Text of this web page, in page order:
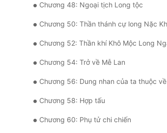
Chương 48: Ngoại tịch Long tộc
Chương 50: Thần thánh cự long Nặc
Chương 52: Thần khí Khô Mộc Long
Chương 54: Trở về Mễ Lan
Chương 56: Dung nhan của ta thuộc
Chương 58: Hợp tấu
Chương 60: Phụ tử chi chiến